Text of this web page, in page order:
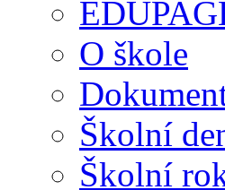
O škole
Školní
Školní